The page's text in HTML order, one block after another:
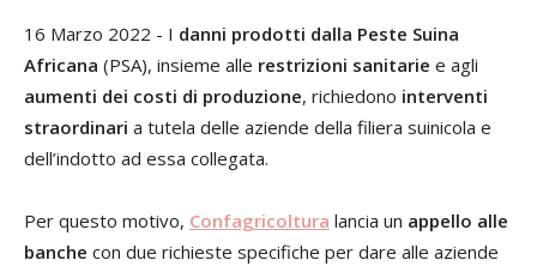
16 Marzo 2022 - I danni prodotti dalla Peste Suina
Africana (PSA), insieme alle restrizioni sanitarie e agli
aumenti dei costi di produzione, richiedono interventi
straordinari a tutela delle aziende della filiera suinicola e
dell’indotto ad essa collegata.
Per questo motivo, Confagricoltura lancia un appello alle
banche con due richieste specifiche per dare alle aziende